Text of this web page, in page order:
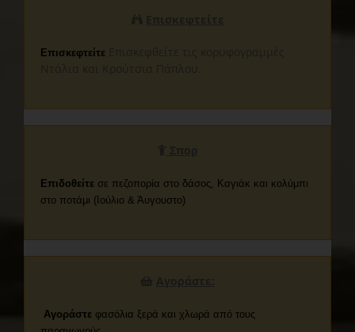
Επισκεφτείτε
Επιδοθείτε σε πεζοπορία στο δάσος, Καγιάκ και κολύμπι
στο ποτάμι (Ιούλιο & Άυγουστο)
Αγοράστε φασόλια ξερά και χλωρά από τους